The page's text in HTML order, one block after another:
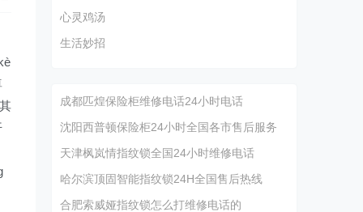
心灵鸡汤
生活妙招
成都匹煌保险柜维修电话24小时电话
沈阳西普顿保险柜24小时全国各市售后服务
天津枫岚情指纹锁全国24小时维修电话
哈尔滨顶固智能指纹锁24H全国售后热线
合肥索威娅指纹锁怎么打维修电话的